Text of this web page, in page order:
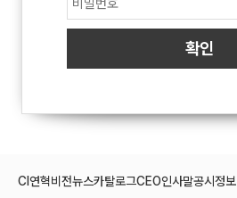
CI 연혁비전뉴스카탈로그CEO인사말공시정보